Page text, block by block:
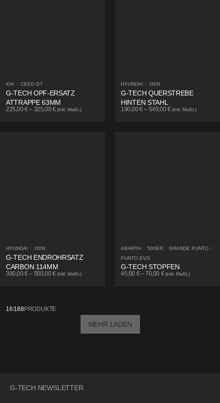
KIA / CEED GT
G-TECH OPF-ERSATZ
ATTRAPPE 63MM
225,00€– 325,00€ (inkl. MwSt.)
HYUNDAI / I30N
G-TECH QUERSTREBE
HINTEN STAHL
190,00€– 540,00€ (inkl. MwSt.)
HYUNDAI / I30N
G-TECH ENDROHRSATZ
CARBON 114MM
390,00€– 500,00€ (inkl. MwSt.)
ABARTH / 500ER / GRANDE PUNTO /
PUNTO EVO
G-TECH STOPFEN
45,00 €–70,00 € (inkl. MwSt.)
16/168PRODUKTE
MEHR LADEN
G-TECH NEWSLETTER